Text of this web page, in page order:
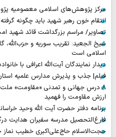
مرکز پژوهش‌های اسلامی معصومیه
انتقام خون رهبر شهید باید چگونه
تصاویر/ مراسم بزرگداشت قائد شهید
شیخ الجعید: تقریب سوریه و
اسلامی است
دیدار نمایندگان آیت‌الله اعرافی با
فیلم| جذب و پذیرش مدارس علمیه
۸ درس جهانی و تمدنی «مقاومت»
ارزش مقاومت را فهمید
برنامه دفتر حضرت آیت الله وحید
فارغ‌التحصیل مدرسه سفیران هدایت
حجت‌الاسلام حاج‌علی‌اکبری خطیب نماز